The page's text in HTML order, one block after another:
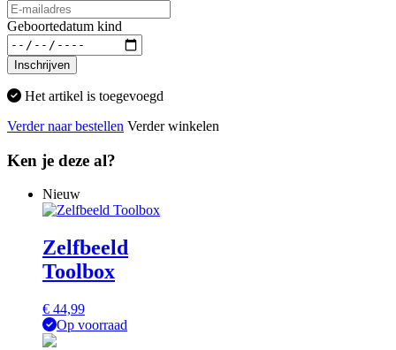
Geboortedatum kind
Inschrijven
Het artikel is toegevoegd
Verder naar bestellen Verder winkelen
Ken je deze al?
Nieuw
Zelfbeeld
Toolbox
€ 44,99
Op voorraad